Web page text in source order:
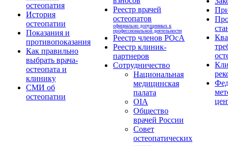
остеопатия
История
остеопатии
Показания и
противопоказания
Как правильно
выбрать врача-
остеопата и
клинику
СМИ об
остеопатии
Реестр врачей
остеопатов
официально допущенных к
профессиональной деятельности
Реестр членов РОсА
Реестр клиник-
партнеров
Сотрудничество
Национальная
медицинская
палата
OIA
Общество
врачей России
Совет
остеопатических